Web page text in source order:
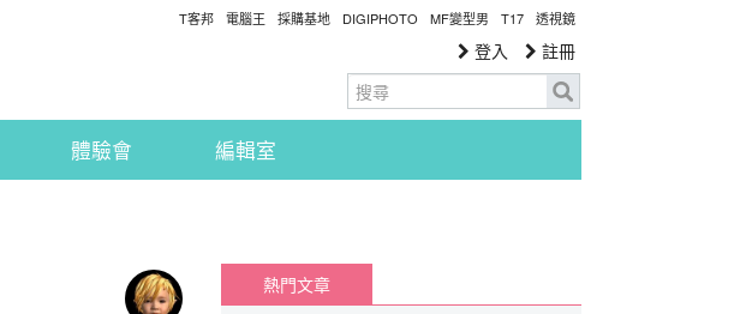
T客邦 電腦王 採購基地 DIGIPHOTO MF變型男 T17 透視鏡
登入 註冊
體驗會 編輯室
熱門文章